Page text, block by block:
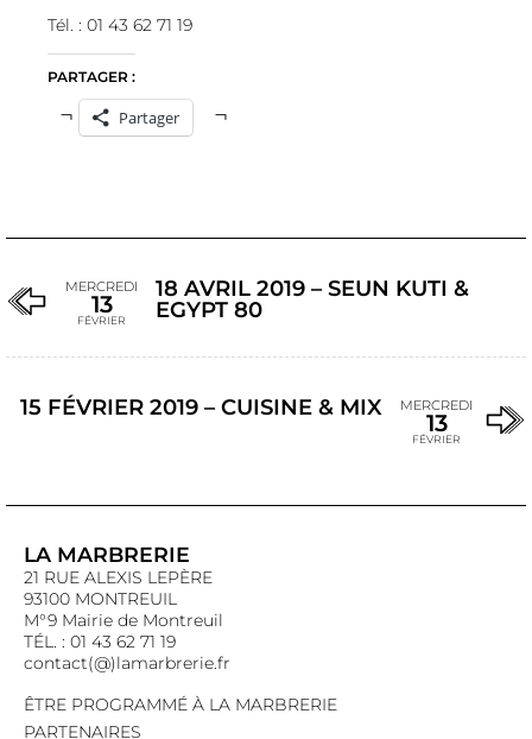
Tél. : 01 43 62 71 19
PARTAGER :
Partager
MERCREDI
13
FÉVRIER
18 AVRIL 2019 – SEUN KUTI &
EGYPT 80
15 FÉVRIER 2019 – CUISINE & MIX MERCREDI
13
FÉVRIER
LA MARBRERIE
21 RUE ALEXIS LEPÈRE
93100 MONTREUIL
M°9 Mairie de Montreuil
TÉL. : 01 43 62 71 19
contact(@)lamarbrerie.fr
ÊTRE PROGRAMMÉ À LA MARBRERIE
PARTENAIRES